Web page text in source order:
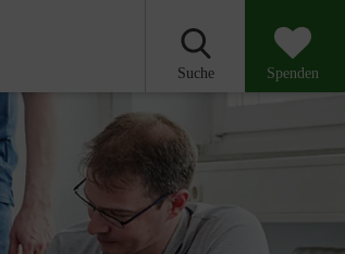
Suche Spenden